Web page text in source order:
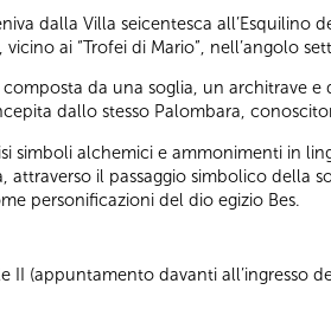
dalla Villa seicentesca all’Esquilino
ai “Trofei di Mario”, nell’angolo
da una soglia, un architrave
dallo stesso Palombara,
simboli alchemici e ammonimenti in
attraverso il passaggio simbolico della
personificazioni del dio egizio Bes.
II (appuntamento davanti all’ingresso